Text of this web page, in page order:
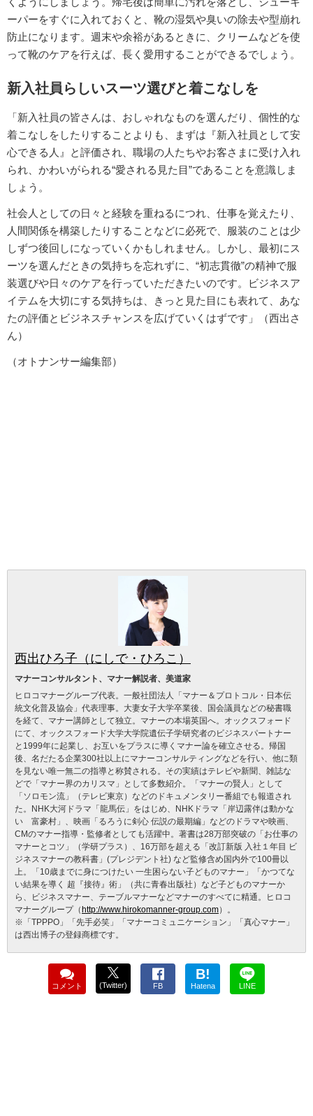
ーパーをすぐに入れておくと、靴の湿気や臭いの除去や型崩れ
防止になります。週末や余裕があるときに、クリームなどを使
って靴のケアを行えば、長く愛用することができるでしょう。
新入社員らしいスーツ選びと着こなしを
「新入社員の皆さんは、おしゃれなものを選んだり、個性的な
着こなしをしたりすることよりも、まずは『新入社員として安
心できる人』と評価され、職場の人たちやお客さまに受け入れ
られ、かわいがられる“愛される見た目”であることを意識しま
しょう。
社会人としての日々と経験を重ねるにつれ、仕事を覚えたり、
人間関係を構築したりすることなどに必死で、服装のことは少
しずつ後回しになっていくかもしれません。しかし、最初にス
ーツを選んだときの気持ちを忘れずに、“初志貫徹”の精神で服
装選びや日々のケアを行っていただきたいのです。ビジネスア
イテムを大切にする気持ちは、きっと見た目にも表れて、あな
たの評価とビジネスチャンスを広げていくはずです」（西出さ
ん）
（オトナンサー編集部）
西出ひろ子（にしで・ひろこ）
マナーコンサルタント、マナー解説者、美道家
ヒロコマナーグループ代表。一般社団法人「マナー＆プロトコル・日本伝
統文化普及協会」代表理事。大妻女子大学卒業後、国会議員などの秘書職
を経て、マナー講師として独立。マナーの本場英国へ。オックスフォード
にて、オックスフォード大学大学院遺伝子学研究者のビジネスパートナー
と1999年に起業し、お互いをプラスに導くマナー論を確立させる。帰国
後、名だたる企業300社以上にマナーコンサルティングなどを行い、他に類
を見ない唯一無二の指導と称賛される。その実績はテレビや新聞、雑誌な
どで「マナー界のカリスマ」として多数紹介。「マナーの賢人」として
「ソロモン流」（テレビ東京）などのドキュメンタリー番組でも報道され
た。NHK大河ドラマ「龍馬伝」をはじめ、NHKドラマ「岸辺露伴は動かな
い 富豪村」、映画「るろうに剣心 伝説の最期編」などのドラマや映画、
CMのマナー指導・監修者としても活躍中。著書は28万部突破の「お仕事の
マナーとコツ」（学研プラス）、16万部を超える「改訂新版 入社１年目 ビ
ジネスマナーの教科書」(プレジデント社) など監修含め国内外で100冊以
上。「10歳までに身につけたい 一生困らない子どものマナー」「かつてな
い結果を導く 超『接待』術」（共に青春出版社）など子どものマナーか
ら、ビジネスマナー、テーブルマナーなどマナーのすべてに精通。ヒロコ
マナーグループ（http://www.hirokomanner-group.com）。
※「TPPPO」「先手必笑」「マナーコミュニケーション」「真心マナー」
は西出博子の登録商標です。
コメント (Twitter) FB
B!
Hatena LINE